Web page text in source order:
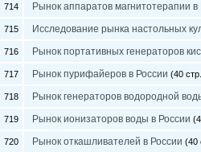
714 Рынок аппаратов магнитотерапии в
715 Исследование рынка настольных
716 Рынок портативных генераторов
717 Рынок пурифайеров в России (40
718 Рынок генераторов водородной
719 Рынок ионизаторов воды в России
720 Рынок откашливателей в России (40